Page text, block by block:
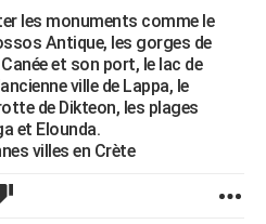
les monuments comme le
Antique, les gorges de
et son port, le lac de
ville de Lappa, le
de Dikteon, les plages
et Elounda.
villes en Crète